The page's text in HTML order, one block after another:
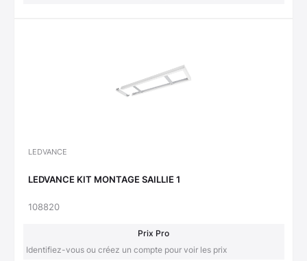
LEDVANCE
LEDVANCE KIT MONTAGE SAILLIE 1
108820
Prix Pro
Identifiez-vous ou créez un compte pour voir les prix